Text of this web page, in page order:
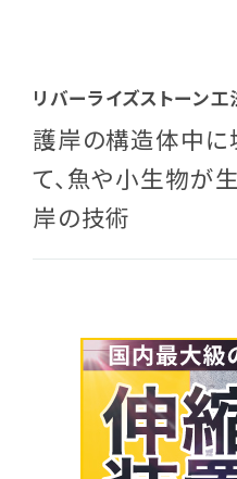
リバーライズストーン工
護岸の構造体中
て、魚や小生物が
岸の技術